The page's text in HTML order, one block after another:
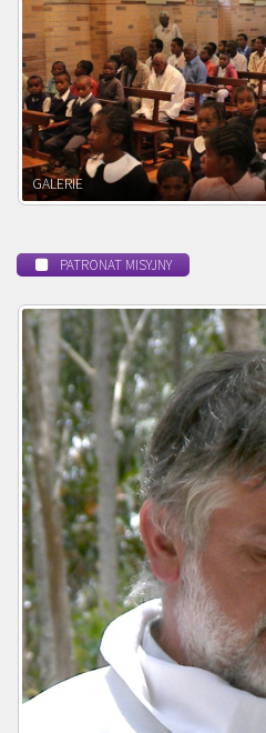
POWOŁANIE MISYJNE
PATRONAT MISYJNY